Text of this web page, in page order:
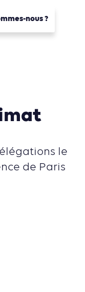
nous ?
le
de Paris